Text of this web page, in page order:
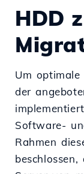
HDD
Um
der
Software-
Rahmen